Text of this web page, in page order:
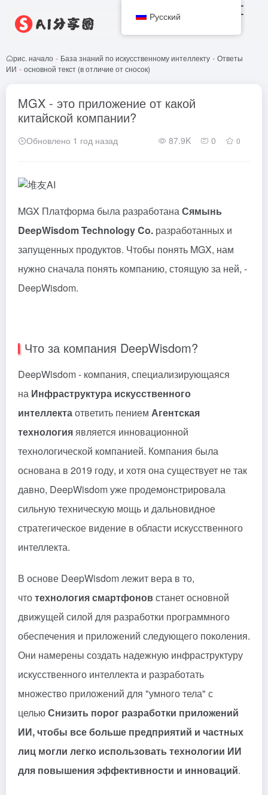
рис. начало - База знаний по искусственному интеллекту - Ответы
ИИ - основной текст (в отличие от сносок)
MGX - это приложение от какой
китайской компании?
Обновлено 1 год назад 87.9K 0 0
MGX Платформа была разработанаСямынь
DeepWisdom Technology Co. разработанных и
запущенных продуктов. Чтобы понять MGX, нам
нужно сначала понять компанию, стоящую за ней, -
DeepWisdom.
Что за компания DeepWisdom?
DeepWisdom - компания, специализирующаяся
на Инфраструктура искусственного
интеллектаответить пением Агентская
технологияявляется инновационной
технологической компанией. Компания была
основана в 2019 году, и хотя она существует не так
давно, DeepWisdom уже продемонстрировала
сильную техническую мощь и дальновидное
стратегическое видение в области искусственного
интеллекта.
В основе DeepWisdom лежит вера в то,
чтотехнология смартфоновстанет основной
движущей силой для разработки программного
обеспечения и приложений следующего поколения.
Они намерены создать надежную инфраструктуру
искусственного интеллекта и разработать
множество приложений для "умного тела" с
цельюСнизить порог разработки приложений
ИИ, чтобы все больше предприятий и частных
лиц могли легко использовать технологии ИИ
для повышения эффективности и инноваций.
Русский